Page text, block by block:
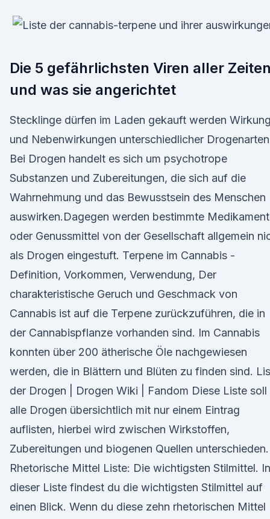
Die 5 gefährlichsten Viren aller Zeiten
und was sie angerichtet
Stecklinge dürfen im Laden gekauft werden Wirkung
und Nebenwirkungen unterschiedlicher
Bei Drogen handelt es sich um psychotrope
Substanzen und Zubereitungen, die sich auf die
Wahrnehmung und das Bewusstsein des Menschen
auswirken.Dagegen werden bestimmte
oder Genussmittel von der Gesellschaft allgemein
als Drogen eingestuft. Terpene im Cannabis -
Definition, Vorkommen, Verwendung, Der
charakteristische Geruch und Geschmack von
Cannabis ist auf die Terpene zurückzuführen, die in
der Cannabispflanze vorhanden sind. Im Cannabis
konnten über 200 ätherische Öle nachgewiesen
werden, die in Blättern und Blüten zu finden sind.
der Drogen | Drogen Wiki | Fandom Diese Liste soll
alle Drogen übersichtlich mit nur einem Eintrag
auflisten, hierbei wird zwischen Wirkstoffen,
Zubereitungen und biogenen Quellen unterschieden.
Rhetorische Mittel Liste: Die wichtigsten Stilmittel. In
dieser Liste findest du die wichtigsten Stilmittel auf
einen Blick. Wenn du diese zehn rhetorischen Mittel